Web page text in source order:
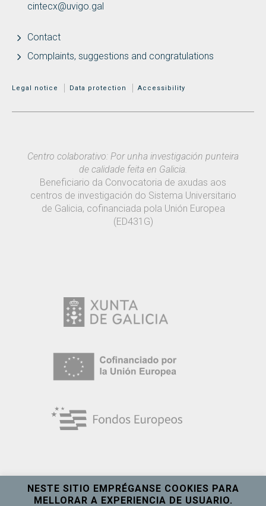
cintecx@uvigo.gal
Contact
Complaints, suggestions and congratulations
MENÚ ADICIONAL
Legal notice Data protection Accessibility
Centro colaborativo: Por unha investigación punteira
de calidade feita en Galicia.
Beneficiario da Convocatoria de axudas aos
centros de investigación do Sistema Universitario
de Galicia, cofinanciada pola Unión Europea
(ED431G)
NESTE SITIO EMPRÉGANSE COOKIES PARA
MELLORAR A EXPERIENCIA DE USUARIO.